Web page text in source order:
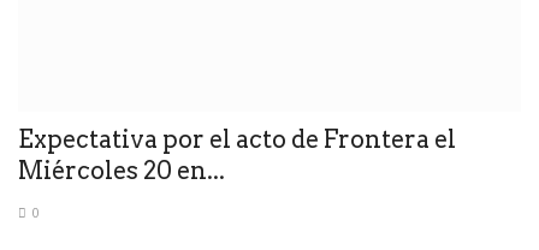
Expectativa por el acto de Frontera el
Miércoles 20 en...
0